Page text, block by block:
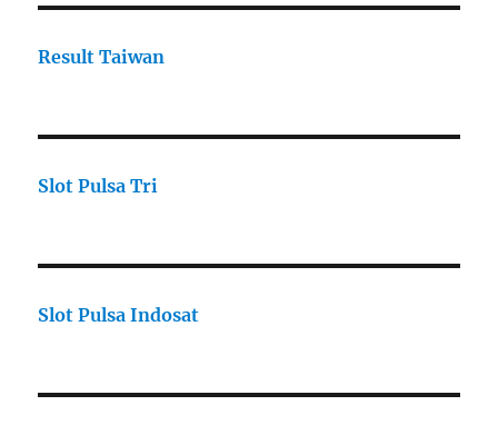
Result Taiwan
Slot Pulsa Tri
Slot Pulsa Indosat